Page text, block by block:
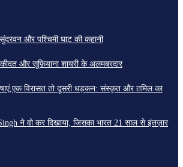
और पश्चिमी घाट की कहानी
और सूफ़ियाना शायरी के अलमबरदार
विरासत तो दूसरी धड़कन: संस्कृत और तमिल का
ने वो कर दिखाया, जिसका भारत 21 साल से इंतज़ार